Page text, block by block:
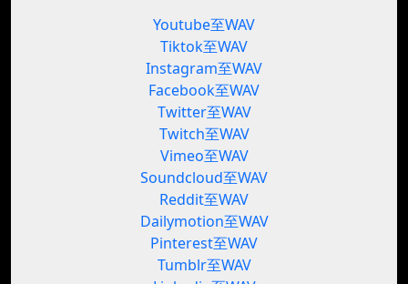
Youtube至WAV
Tiktok至WAV
Instagram至WAV
Facebook至WAV
Twitter至WAV
Twitch至WAV
Vimeo至WAV
Soundcloud至WAV
Reddit至WAV
Dailymotion至WAV
Pinterest至WAV
Tumblr至WAV